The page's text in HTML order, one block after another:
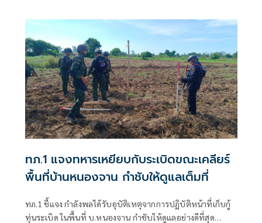
รายงานพิเศษพาดพิงประเทศไทย มีหลายประเด็นที่ไม่เห็นด้วย
ชี้กระทบความเป็นกลาง -เที่ยงธรรม “สีหศักดิ์”
ทภ.1 แจงทหารเหยียบกับระเบิดขณะเคลียร์
พื้นที่บ้านหนองจาน กำชับให้ดูแลเต็มที่
ทภ.1 ชี้แจง กำลังพลได้รับอุบัติเหตุจากการปฏิบัติหน้าที่เก็บกู้
ทุ่นระเบิด ในพื้นที่ บ.หนองจาน กำชับให้ดูแลอย่างดีที่สุด